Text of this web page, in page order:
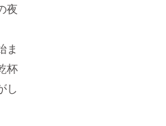
夜
ま
杯
し